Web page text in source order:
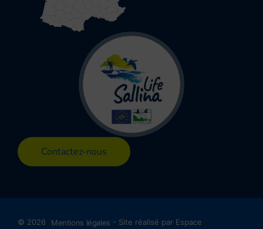
Contactez-nous
© 2026 Mentions légales - Site réalisé par Espace